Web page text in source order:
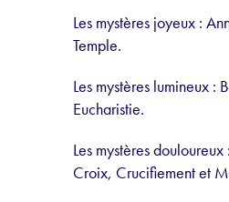
Les mystères joyeux :
Temple.
Les mystères lumineux :
Eucharistie.
Les mystères
Croix, Crucifiement et